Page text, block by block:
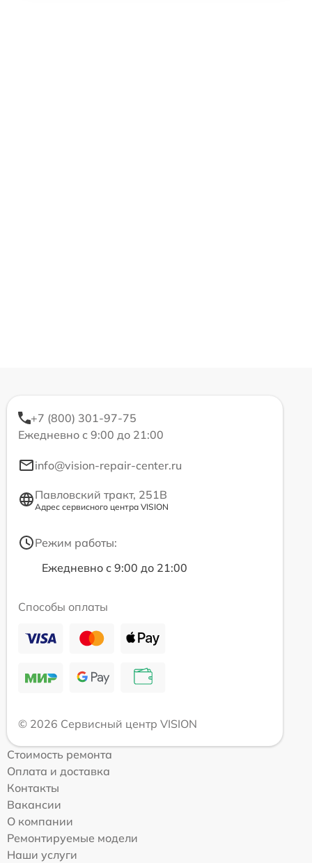
+7 (800) 301-97-75
Ежедневно с 9:00 до 21:00
info@vision-repair-center.ru
Павловский тракт, 251В
Адрес сервисного центра VISION
Режим работы:
Ежедневно с 9:00 до 21:00
Способы оплаты
© 2026 Сервисный центр VISION
Стоимость ремонта
Оплата и доставка
Контакты
Вакансии
О компании
Ремонтируемые модели
Наши услуги